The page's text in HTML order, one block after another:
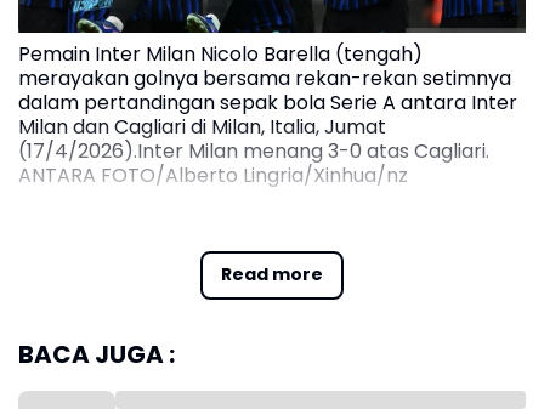
Read more
Pemain Inter Milan Nicolo Barella (tengah)
merayakan golnya bersama rekan-rekan setimnya
dalam pertandingan sepak bola Serie A antara Inter
Milan dan Cagliari di Milan, Italia, Jumat
(17/4/2026).Inter Milan menang 3-0 atas Cagliari.
ANTARA FOTO/Alberto Lingria/Xinhua/nz
dari 33 pertandingan, unggul 12 poin dari AC Milan di
posisi kedua dan Napoli di peringkat ketiga.
Gelar juara bisa dipastikan jika Inter meraih
BACA JUGA :